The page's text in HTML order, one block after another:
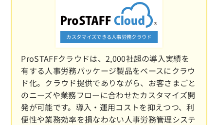
カスタマイズできる人事労務クラウド
ProSTAFFクラウドは、2,000社超の導入実績を
有する人事労務パッケージ製品をベースにクラウ
ド化。クラウド提供でありながら、お客さまごと
のニーズや業務フローに合わせたカスタマイズ開
発が可能です。導入・運用コストを抑えつつ、利
便性や業務効率を損なわない人事労務管理システ